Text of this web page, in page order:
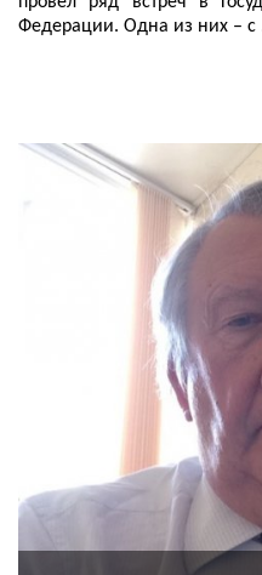
Федерации. Одна из них – с